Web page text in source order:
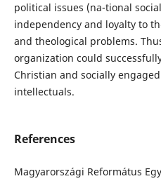
political issues (na-tional
independency and loyalty to
and theological problems.
organization could
Christian and socially
intellectuals.
References
Magyarországi Református